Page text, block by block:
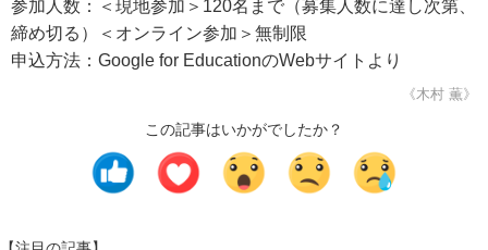
参加人数：＜現地参加＞120名まで（募集人数に達し次第、
締め切る）＜オンライン参加＞無制限
申込方法：Google for EducationのWebサイトより
《木村 薫》
この記事はいかがでしたか？